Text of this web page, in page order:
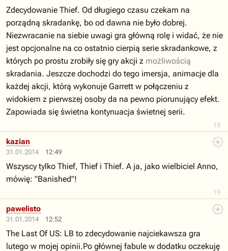
18
Zdecydowanie Thief. Od długiego czasu czekam na
porządną skradankę, bo od dawna nie było dobrej.
Niezwracanie na siebie uwagi gra główną rolę i widać, że nie
jest opcjonalne na co ostatnio cierpią serie skradankowe, z
których po prostu zrobiły się gry akcji z możliwością
skradania. Jeszcze dochodzi do tego imersja, animacje dla
każdej akcji, którą wykonuje Garrett w połączeniu z
widokiem z pierwszej osoby da na pewno piorunujący efekt.
Zapowiada się świetna kontynuacja świetnej serii.
31.01.2014 12:49
19
kazian
Wszyscy tylko Thief, Thief i Thief. A ja, jako wielbiciel Anno,
mówię: "Banished"!
31.01.2014 12:52
pawelisto
The Last Of US: LB to zdecydowanie najciekawsza gra
lutego w mojej opinii.Po głównej fabule w dodatku oczekuję